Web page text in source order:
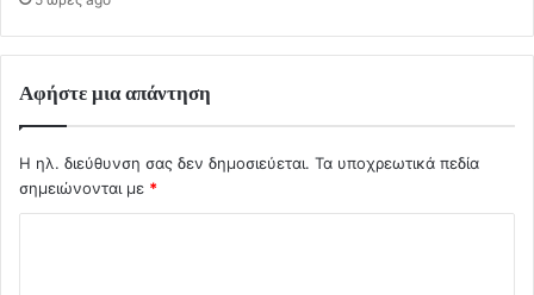
Αφήστε μια απάντηση
Η ηλ. διεύθυνση σας δεν δημοσιεύεται. Τα υποχρεωτικά πεδία
σημειώνονται με *